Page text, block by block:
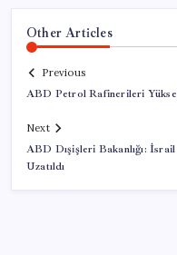
Other Articles
Previous
ABD Petrol Rafinerileri
Next
ABD Dışişleri Bakanlığı:
Uzatıldı